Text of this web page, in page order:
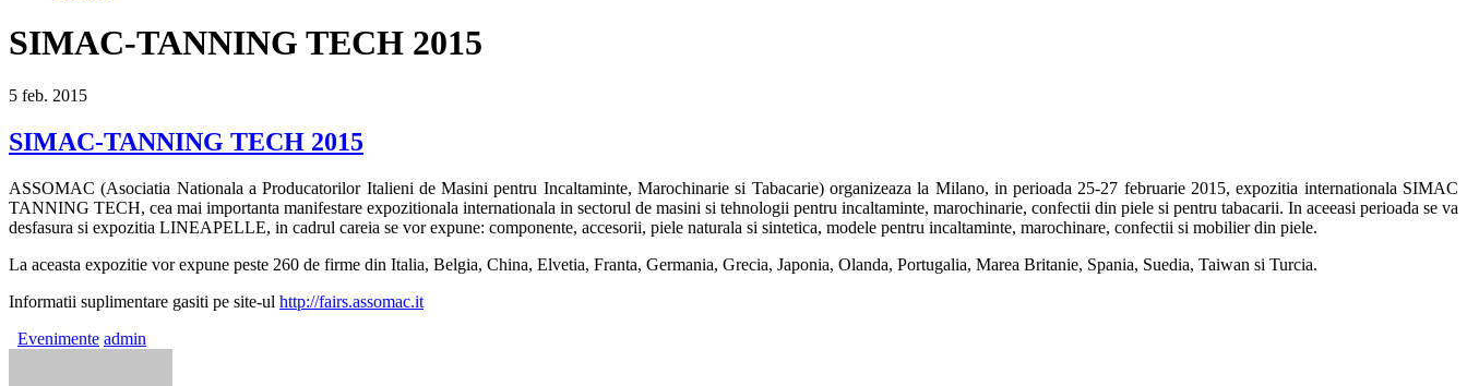
SIMAC-TANNING TECH 2015
5 feb. 2015
SIMAC-TANNING TECH 2015
ASSOMAC (Asociatia Nationala a Producatorilor Italieni de Masini pentru Incaltaminte, Marochinarie si Tabacarie) organizeaza la Milano, in perioada 25-27 februarie 2015, expozitia internationala SIMAC
TANNING TECH, cea mai importanta manifestare expozitionala internationala in sectorul de masini si tehnologii pentru incaltaminte, marochinarie, confectii din piele si pentru tabacarii. In aceeasi perioada se va
desfasura si expozitia LINEAPELLE, in cadrul careia se vor expune: componente, accesorii, piele naturala si sintetica, modele pentru incaltaminte, marochinare, confectii si mobilier din piele.
La aceasta expozitie vor expune peste 260 de firme din Italia, Belgia, China, Elvetia, Franta, Germania, Grecia, Japonia, Olanda, Portugalia, Marea Britanie, Spania, Suedia, Taiwan si Turcia.
Informatii suplimentare gasiti pe site-ul http://fairs.assomac.it
Evenimente admin